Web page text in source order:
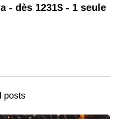
- dès 1231$ - 1 seule
posts